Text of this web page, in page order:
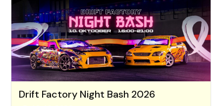
Drift Factory Night Bash 2026